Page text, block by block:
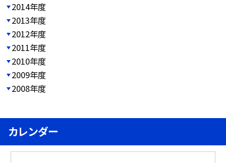
2014年度
2013年度
2012年度
2011年度
2010年度
2009年度
2008年度
カレンダー